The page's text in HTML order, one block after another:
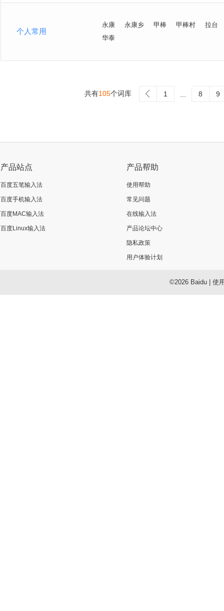
个人常用
永康 永康乡 甲棒 甲棒村
拉台
华泰
共有105个词库 1 8 9
产品站点
百度五笔输入法
百度手机输入法
百度MAC输入法
百度Linux输入法
产品帮助
使用帮助
常见问题
在线输入法
产品论坛中心
隐私政策
用户体验计划
©2026 Baidu| 使